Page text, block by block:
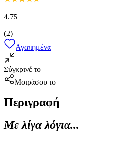
4.75
(2)
Αγαπημένα
Σύγκρινέ το
Μοιράσου το
Περιγραφή
Με λίγα λόγια...